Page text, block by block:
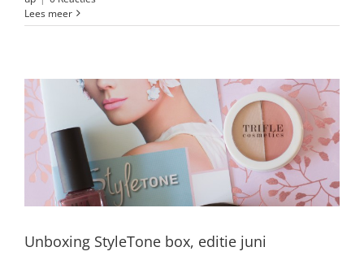
Lees meer
Unboxing StyleTone box, editie juni